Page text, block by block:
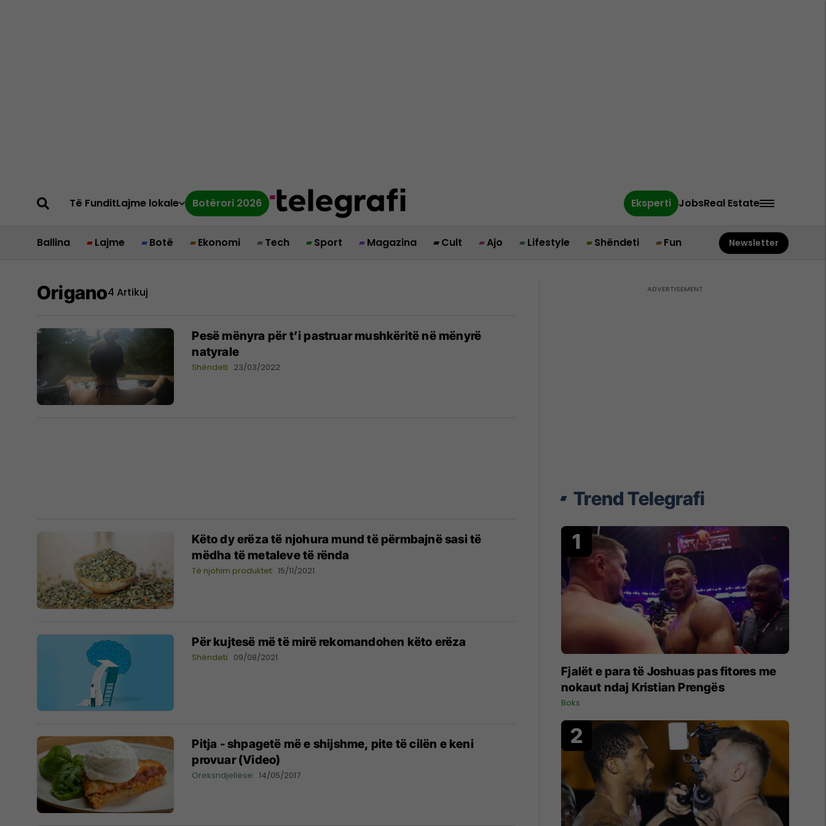
Të FunditLajme lokale Botërori 2026 Eksperti JobsReal Estate
Ballina Lajme Botë Ekonomi Tech Sport Magazina Cult Ajo Lifestyle Shëndeti Fun Newsletter
Origano4 Artikuj
Pesë mënyra për t’i pastruar mushkëritë në mënyrë
natyrale
Shëndeti 23/03/2022
Këto dy erëza të njohura mund të përmbajnë sasi të
mëdha të metaleve të rënda
Të njohim produktet 15/11/2021
Për kujtesë më të mirë rekomandohen këto erëza
Shëndeti 09/08/2021
Pitja - shpagetë më e shijshme, pite të cilën e keni
provuar (Video)
Oreksndjellëse 14/05/2017
Trend Telegrafi
Fjalët e para të Joshuas pas fitores me
nokaut ndaj Kristian Prengës
Boks